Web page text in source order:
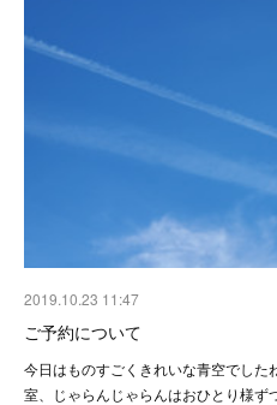
2019.10.23 11:47
ご予約について
今日はものすごくきれいな青空でし
室、じゃらんじゃらんはおひとり様